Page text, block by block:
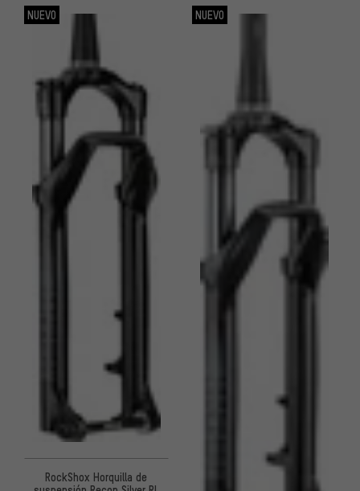
NUEVO
RockShox Horquilla de
NUEVO